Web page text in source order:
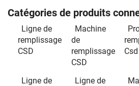
Catégories de produits
Ligne de
remplissage
CSD
Machine
de
remplissage
CSD
Csd
Ligne de
Ligne de